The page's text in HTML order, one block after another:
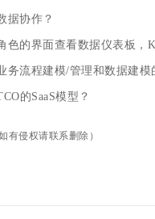
据协作？
色的界面查看数据仪表板，
务流程建模/管理和数据建模
的SaaS模型？
有侵权请联系删除）